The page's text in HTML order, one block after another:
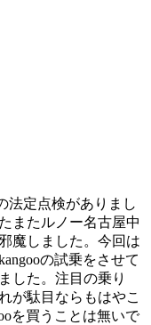
法定点検がありまし
またルノー名古屋中
魔しました。今回は
の試乗をさせて
した。注目の乗り
が駄目ならもはやこ
を買うことは無いで